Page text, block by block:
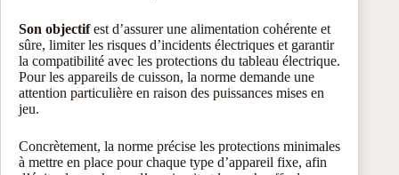
Son objectifest d’assurer une alimentation cohérente et
sûre, limiter les risques d’incidents électriques et garantir
la compatibilité avec les protections du tableau électrique.
Pour les appareils de cuisson, la norme demande une
attention particulière en raison des puissances mises en
jeu.
Concrètement, la norme précise les protections minimales
à mettre en place pour chaque type d’appareil fixe, afin